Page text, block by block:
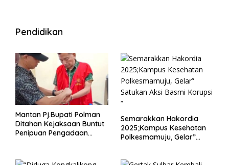
Pendidikan
Mantan Pj.Bupati Polman
Ditahan Kejaksaan Buntut
Penipuan Pengadaan
Semarakkan Hakordia
2025;Kampus Kesehatan
Polkesmamuju, Gelar”